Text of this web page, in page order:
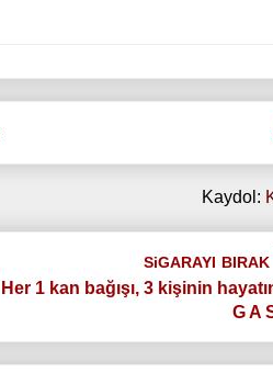
Kaydol:
SiGARAYI BIRAK
Her 1 kan bağışı, 3 kişinin
G A